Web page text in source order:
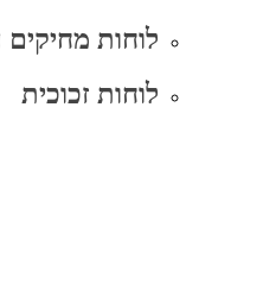
לוחות מחיקים
לוחות זכוכית